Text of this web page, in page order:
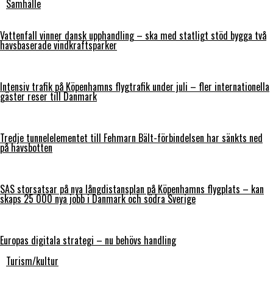
Samhälle
Vattenfall vinner dansk upphandling – ska med statligt stöd bygga två
havsbaserade vindkraftsparker
Intensiv trafik på Köpenhamns flygtrafik under juli – fler internationella
gäster reser till Danmark
Tredje tunnelelementet till Fehmarn Bält-förbindelsen har sänkts ned
på havsbotten
SAS storsatsar på nya långdistansplan på Köpenhamns flygplats – kan
skaps 25 000 nya jobb i Danmark och södra Sverige
Europas digitala strategi – nu behövs handling
Turism/kultur